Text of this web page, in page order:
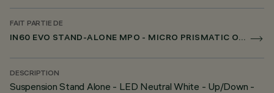
FAIT PARTIE DE
IN60 EVO STAND-ALONE MPO - MICRO PRISMATIC OPTIC
DESCRIPTION
Suspension Stand Alone - LED Neutral White - Up/Down -